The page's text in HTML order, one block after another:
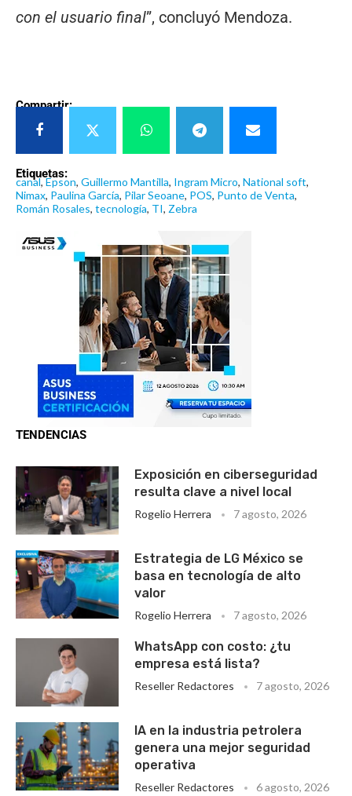
con el usuario final”, concluyó Mendoza.
Compartir:
Etiquetas:
canal, Epson, Guillermo Mantilla, Ingram Micro, National soft,
Nimax, Paulina García, Pilar Seoane, POS, Punto de Venta,
Román Rosales, tecnología, TI, Zebra
TENDENCIAS
Exposición en ciberseguridad
resulta clave a nivel local
Rogelio Herrera 7 agosto, 2026
Estrategia de LG México se
basa en tecnología de alto
valor
Rogelio Herrera 7 agosto, 2026
WhatsApp con costo: ¿tu
empresa está lista?
Reseller Redactores 7 agosto, 2026
IA en la industria petrolera
genera una mejor seguridad
operativa
Reseller Redactores 6 agosto, 2026